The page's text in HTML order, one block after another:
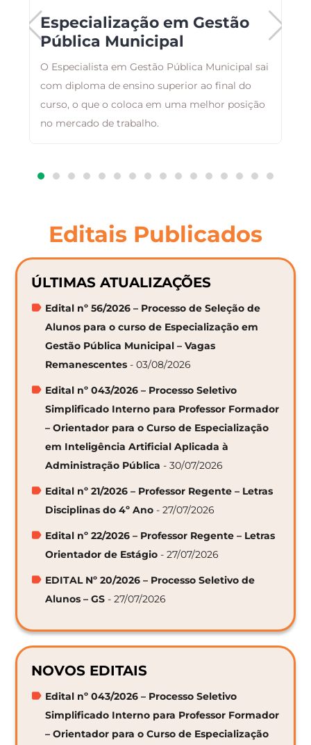
Especialização em Gestão
Pública Municipal
O Especialista em Gestão Pública Municipal sai
com diploma de ensino superior ao final do
curso, o que o coloca em uma melhor posição
no mercado de trabalho.
Editais Publicados
ÚLTIMAS ATUALIZAÇÕES
Edital nº 56/2026 – Processo de Seleção de
Alunos para o curso de Especialização em
Gestão Pública Municipal – Vagas
Remanescentes - 03/08/2026
Edital nº 043/2026 – Processo Seletivo
Simplificado Interno para Professor Formador
– Orientador para o Curso de Especialização
em Inteligência Artificial Aplicada à
Administração Pública - 30/07/2026
Edital nº 21/2026 – Professor Regente – Letras
Disciplinas do 4º Ano - 27/07/2026
Edital nº 22/2026 – Professor Regente – Letras
Orientador de Estágio - 27/07/2026
EDITAL Nº 20/2026 – Processo Seletivo de
Alunos – GS - 27/07/2026
NOVOS EDITAIS
Edital nº 043/2026 – Processo Seletivo
Simplificado Interno para Professor Formador
– Orientador para o Curso de Especialização